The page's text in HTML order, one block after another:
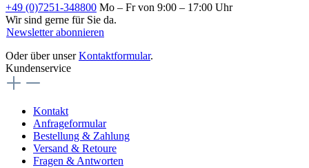
+49 (0)7251-348800 Mo – Fr von 9:00 – 17:00 Uhr
Wir sind gerne für Sie da.
Newsletter abonnieren
Oder über unserKontaktformular.
Kundenservice
Kontakt
Anfrageformular
Bestellung & Zahlung
Versand & Retoure
Fragen & Antworten